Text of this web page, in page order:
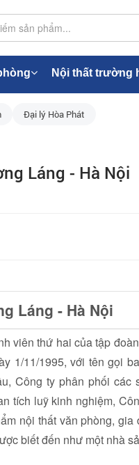
Nội thất trường
Đại lý Hòa Phát
Láng - Hà Nội
Láng - Hà Nội
viên thứ hai của tập
1/11/1995, với tên gọi
Công ty phân phối các
tích luỹ kinh nghiệm,
nội thất văn phòng,
biết đến như một nhà